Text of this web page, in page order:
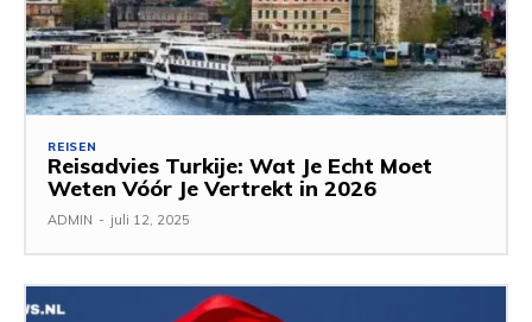
REISEN
Reisadvies Turkije: Wat Je Echt Moet
Weten Vóór Je Vertrekt in 2026
ADMIN - juli 12, 2025